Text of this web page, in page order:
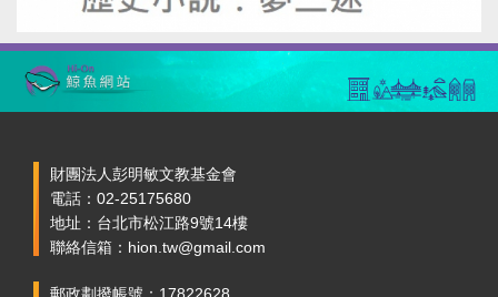
財團法人彭明敏文教基金會
電話：02-25175680
地址：台北市松江路9號14樓
聯絡信箱：hion.tw@gmail.com
郵政劃撥帳號：17822628